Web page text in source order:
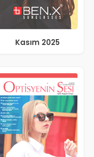
Kasım 2025